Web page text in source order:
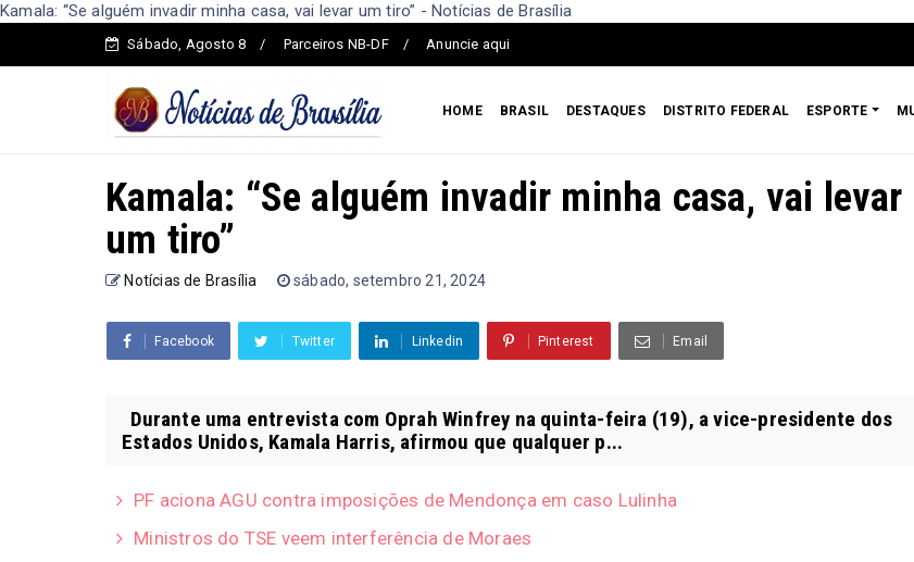
Kamala: “Se alguém invadir minha casa, vai levar um tiro” - Notícias de Brasília
Sábado, Agosto 8 Parceiros NB-DF Anuncie aqui
HOME BRASIL DESTAQUES DISTRITO FEDERAL ESPORTE
Kamala: “Se alguém invadir minha casa, vai levar
um tiro”
Notícias de Brasília sábado, setembro 21, 2024
Facebook Twitter Linkedin Pinterest Email
Durante uma entrevista com Oprah Winfrey na quinta-feira (19), a vice-presidente dos
Estados Unidos, Kamala Harris, afirmou que qualquer p...
PF aciona AGU contra imposições de Mendonça em caso Lulinha
Ministros do TSE veem interferência de Moraes